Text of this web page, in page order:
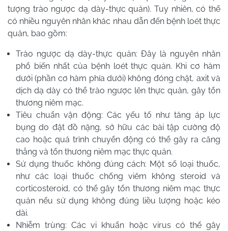
tượng trào ngược dạ dày-thực quản). Tuy nhiên, có thể
có nhiều nguyên nhân khác nhau dẫn đến bệnh loét thực
quản, bao gồm:
Trào ngược dạ dày-thực quản: Đây là nguyên nhân
phổ biến nhất của bệnh loét thực quản. Khi cơ hàm
dưới (phần cơ hàm phía dưới) không đóng chặt, axit và
dịch dạ dày có thể trào ngược lên thực quản, gây tổn
thương niêm mạc.
Tiêu chuẩn vận động: Các yếu tố như tăng áp lực
bụng do đặt đồ nặng, sở hữu các bài tập cường độ
cao hoặc quá trình chuyển động có thể gây ra căng
thẳng và tổn thương niêm mạc thực quản.
Sử dụng thuốc không đúng cách: Một số loại thuốc,
như các loại thuốc chống viêm không steroid và
corticosteroid, có thể gây tổn thương niêm mạc thực
quản nếu sử dụng không đúng liều lượng hoặc kéo
dài.
Nhiễm trùng: Các vi khuẩn hoặc virus có thể gây